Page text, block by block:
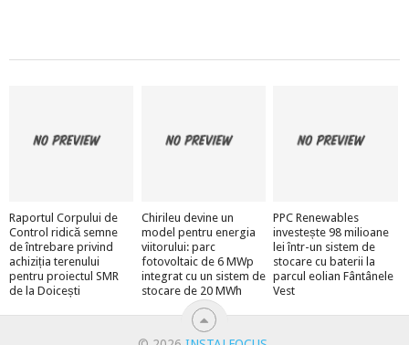
Raportul Corpului de
Control ridică semne
de întrebare privind
achiziția terenului
pentru proiectul SMR
de la Doicești
Chirileu devine un
model pentru energia
viitorului: parc
fotovoltaic de 6 MWp
integrat cu un sistem de
stocare de 20 MWh
PPC Renewables
investește 98 milioane
lei într-un sistem de
stocare cu baterii la
parcul eolian Fântânele
Vest